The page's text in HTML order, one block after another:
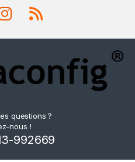
questions ?
nous !
992669